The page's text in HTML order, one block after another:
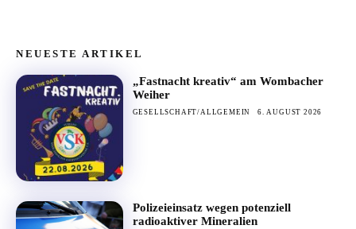
NEUESTE ARTIKEL
„Fastnacht kreativ“ am Wombacher
Weiher
GESELLSCHAFT/ALLGEMEIN 6. AUGUST 2026
Polizeieinsatz wegen potenziell
radioaktiver Mineralien